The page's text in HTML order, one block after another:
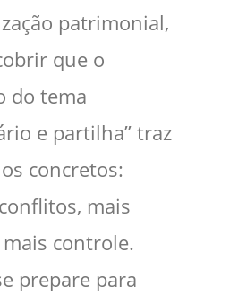
patrimonial,
que o
do tema
e partilha” traz
concretos:
mais
mais controle.
prepare para